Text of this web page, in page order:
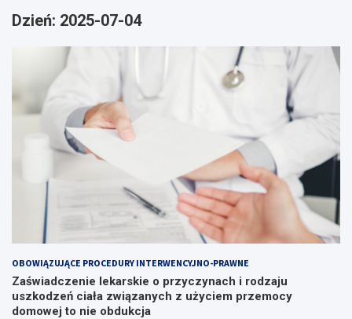
Dzień: 2025-07-04
OBOWIĄZUJĄCE PROCEDURY INTERWENCYJNO-PRAWNE
Zaświadczenie lekarskie o przyczynach i rodzaju
uszkodzeń ciała związanych z użyciem przemocy
domowej to nie obdukcja